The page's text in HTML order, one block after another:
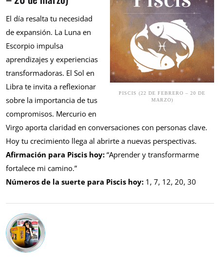
PISCIS (22 DE FEBRERO – 20 DE
MARZO)
El día resalta tu necesidad
de expansión. La Luna en
Escorpio impulsa
aprendizajes y experiencias
transformadoras. El Sol en
Libra te invita a reflexionar
sobre la importancia de tus
compromisos. Mercurio en
Virgo aporta claridad en conversaciones con personas clave.
Hoy tu crecimiento llega al abrirte a nuevas perspectivas.
Afirmación para Piscis hoy: “Aprender y transformarme
fortalece mi camino.”
Números de la suerte para Piscis hoy: 1, 7, 12, 20, 30